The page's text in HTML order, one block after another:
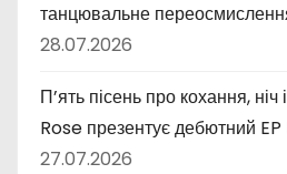
танцювальне
28.07.2026
П’ять пісень про кохання,
Rose презентує дебютний
27.07.2026